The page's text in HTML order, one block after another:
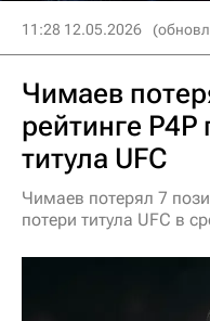
11:28 12.05.2026
Чимаев
рейтинге
титула UFC
Чимаев потерял 7
потери титула UFC в